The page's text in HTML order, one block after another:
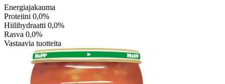
Energiajakauma
Proteiini 0,0%
Hiilihydraatti 0,0%
Rasva 0,0%
Vastaavia tuotteita